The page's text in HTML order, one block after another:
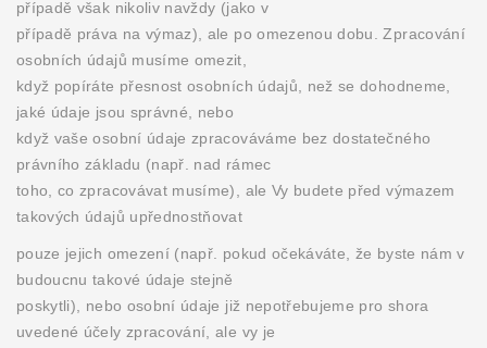
případě však nikoliv navždy (jako v
případě práva na výmaz), ale po omezenou dobu. Zpracování
osobních údajů musíme omezit,
když popíráte přesnost osobních údajů, než se dohodneme,
jaké údaje jsou správné, nebo
když vaše osobní údaje zpracováváme bez dostatečného
právního základu (např. nad rámec
toho, co zpracovávat musíme), ale Vy budete před výmazem
takových údajů upřednostňovat
pouze jejich omezení (např. pokud očekáváte, že byste nám v
budoucnu takové údaje stejně
poskytli), nebo osobní údaje již nepotřebujeme pro shora
uvedené účely zpracování, ale vy je